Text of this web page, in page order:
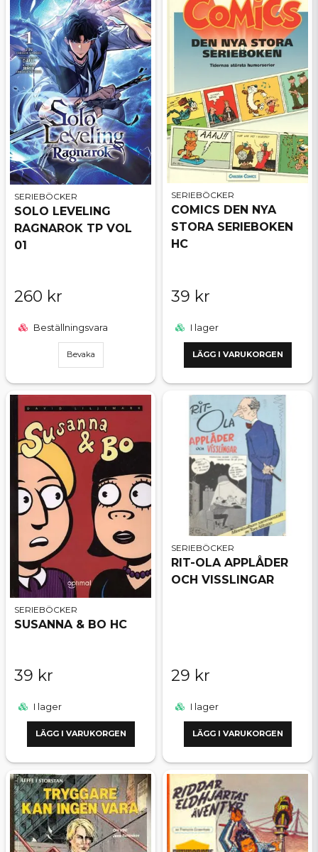
SERIEBÖCKER
SOLO LEVELING
RAGNAROK TP VOL
01
260 kr
Beställningsvara
Bevaka
SERIEBÖCKER
COMICS DEN NYA
STORA SERIEBOKEN
HC
39 kr
I lager
LÄGG I VARUKORGEN
SERIEBÖCKER
SUSANNA & BO HC
39 kr
I lager
LÄGG I VARUKORGEN
SERIEBÖCKER
RIT-OLA APPLÅDER
OCH VISSLINGAR
29 kr
I lager
LÄGG I VARUKORGEN